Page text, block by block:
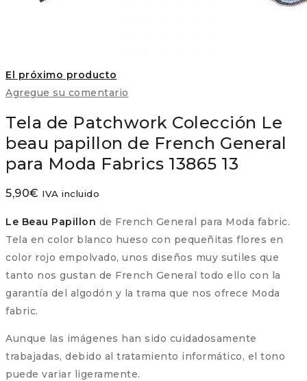
El próximo producto
Agregue su comentario
Tela de Patchwork Colección Le
beau papillon de French General
para Moda Fabrics 13865 13
5,90€ IVA incluido
Le Beau Papillon de French General para Moda fabric.
Tela en color blanco hueso con pequeñitas flores en
color rojo empolvado, unos diseños muy sutiles que
tanto nos gustan de French General todo ello con la
garantía del algodón y la trama que nos ofrece Moda
fabric.
Aunque las imágenes han sido cuidadosamente
trabajadas, debido al tratamiento informático, el tono
puede variar ligeramente.